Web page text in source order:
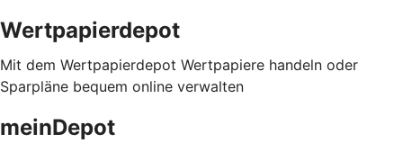
Wertpapierdepot
Mit dem Wertpapierdepot Wertpapiere handeln oder
Sparpläne bequem online verwalten
meinDepot